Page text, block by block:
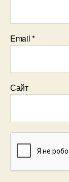
Email*
Сайт